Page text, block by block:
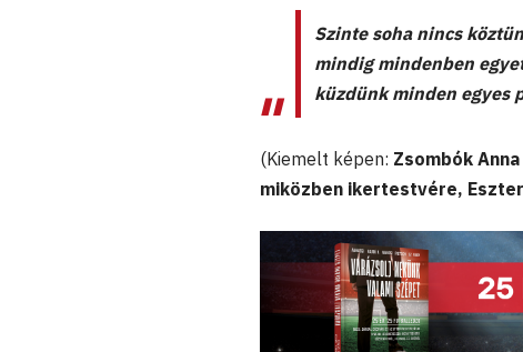
Szinte soha nincs
mindig mindenben
küzdünk minden egyes
(Kiemelt képen: Zsombók
miközben ikertestvére,